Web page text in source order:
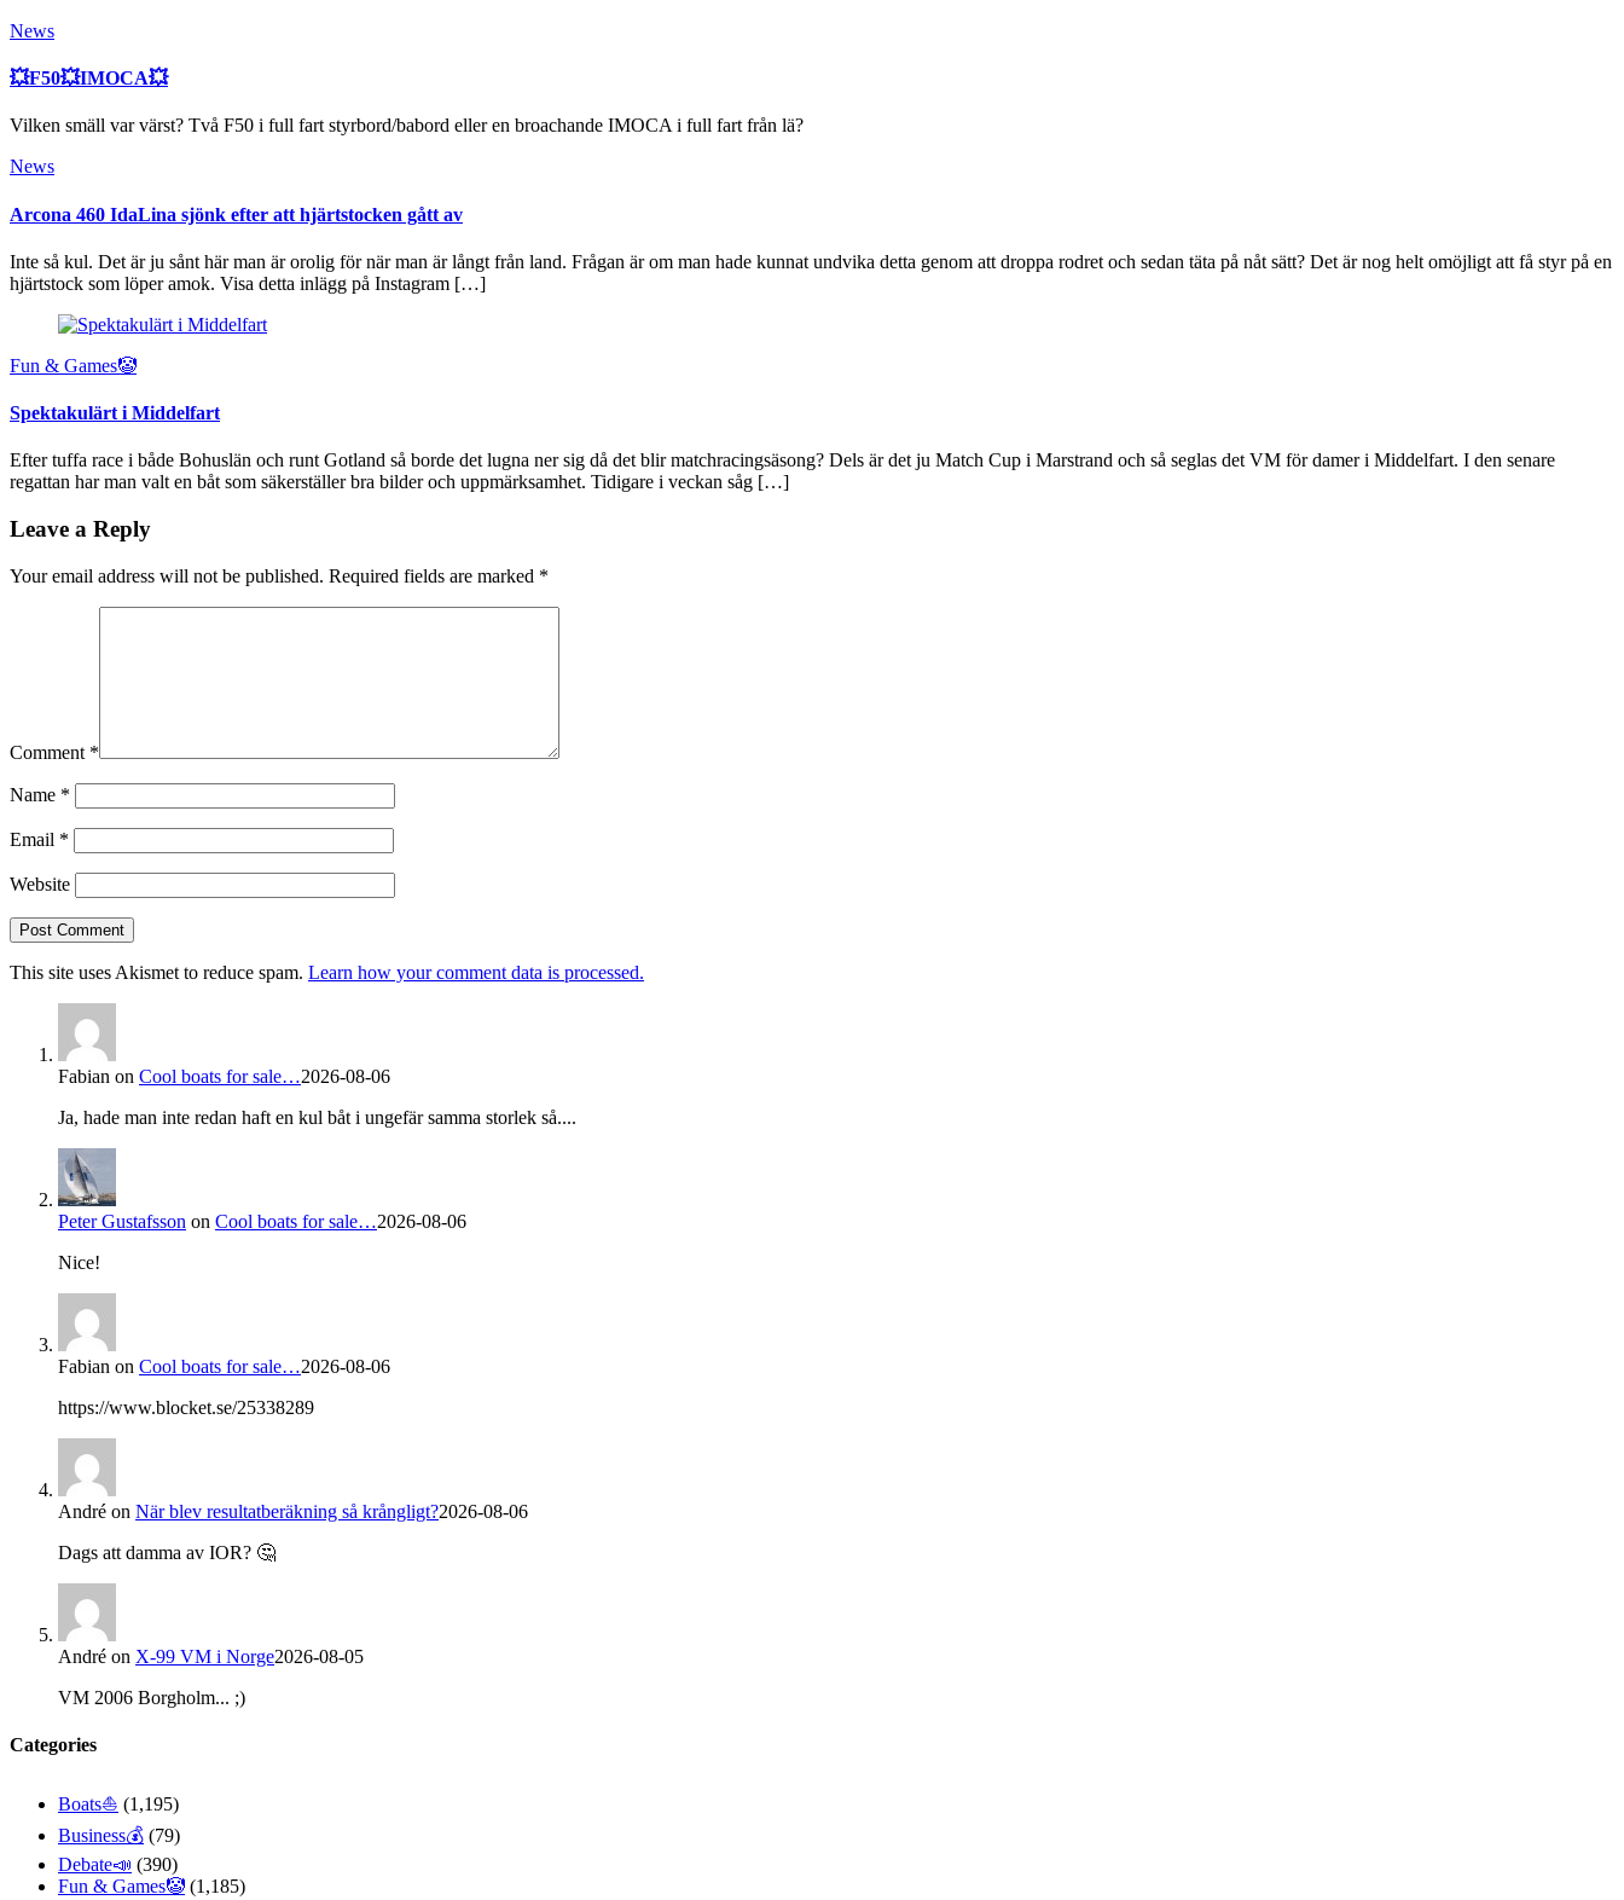
News
💥F50💥IMOCA💥
Vilken smäll var värst? Två F50 i full fart styrbord/babord eller en broachande IMOCA i full fart från lä?
News
Arcona 460 IdaLina sjönk efter att hjärtstocken gått av
Inte så kul. Det är ju sånt här man är orolig för när man är långt från land. Frågan är om man hade kunnat undvika detta genom att droppa rodret och sedan täta på nåt sätt? Det är nog helt omöjligt att få styr på en
hjärtstock som löper amok. Visa detta inlägg på Instagram […]
Fun & Games🤡
Spektakulärt i Middelfart
Efter tuffa race i både Bohuslän och runt Gotland så borde det lugna ner sig då det blir matchracingsäsong? Dels är det ju Match Cup i Marstrand och så seglas det VM för damer i Middelfart. I den senare
regattan har man valt en båt som säkerställer bra bilder och uppmärksamhet. Tidigare i veckan såg […]
Leave a Reply
Your email address will not be published. Required fields are marked *
Comment *
Name *
Email *
Website
This site uses Akismet to reduce spam. Learn how your comment data is processed.
Fabian on Cool boats for sale…2026-08-06
Ja, hade man inte redan haft en kul båt i ungefär samma storlek så....
Peter Gustafsson on Cool boats for sale…2026-08-06
Nice!
Fabian on Cool boats for sale…2026-08-06
https://www.blocket.se/25338289
André on När blev resultatberäkning så krångligt?2026-08-06
Dags att damma av IOR? 🤔
André on X-99 VM i Norge2026-08-05
VM 2006 Borgholm... ;)
Categories
Boats⛵️ (1,195)
Business💰 (79)
Debate📣 (390)
Fun & Games🤡 (1,185)